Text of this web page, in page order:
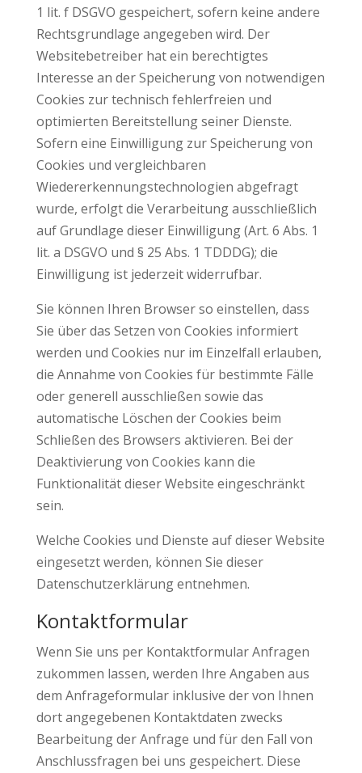
1 lit. f DSGVO gespeichert, sofern keine andere
Rechtsgrundlage angegeben wird. Der
Websitebetreiber hat ein berechtigtes
Interesse an der Speicherung von notwendigen
Cookies zur technisch fehlerfreien und
optimierten Bereitstellung seiner Dienste.
Sofern eine Einwilligung zur Speicherung von
Cookies und vergleichbaren
Wiedererkennungstechnologien abgefragt
wurde, erfolgt die Verarbeitung ausschließlich
auf Grundlage dieser Einwilligung (Art. 6 Abs. 1
lit. a DSGVO und § 25 Abs. 1 TDDDG); die
Einwilligung ist jederzeit widerrufbar.
Sie können Ihren Browser so einstellen, dass
Sie über das Setzen von Cookies informiert
werden und Cookies nur im Einzelfall erlauben,
die Annahme von Cookies für bestimmte Fälle
oder generell ausschließen sowie das
automatische Löschen der Cookies beim
Schließen des Browsers aktivieren. Bei der
Deaktivierung von Cookies kann die
Funktionalität dieser Website eingeschränkt
sein.
Welche Cookies und Dienste auf dieser Website
eingesetzt werden, können Sie dieser
Datenschutzerklärung entnehmen.
Kontaktformular
Wenn Sie uns per Kontaktformular Anfragen
zukommen lassen, werden Ihre Angaben aus
dem Anfrageformular inklusive der von Ihnen
dort angegebenen Kontaktdaten zwecks
Bearbeitung der Anfrage und für den Fall von
Anschlussfragen bei uns gespeichert. Diese